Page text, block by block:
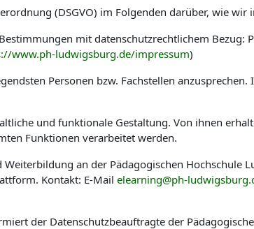
(DSGVO) im Folgenden darüber, wie
mit datenschutzrechtlichem
www.ph-ludwigsburg.de/impressum)
Personen bzw. Fachstellen
und funktionale Gestaltung. Von ihnen
Funktionen verarbeitet werden.
an der Pädagogischen
Kontakt: E-Mail elearning@ph-
der Datenschutzbeauftragte der